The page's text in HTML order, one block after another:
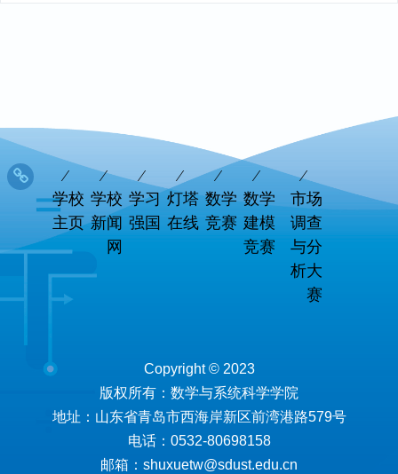
学校
主页
学校
新闻
网
学习
强国
灯塔
在线
数学
竞赛
数学
建模
竞赛
市场
调查
与分
析大
赛
Copyright © 2023
版权所有：数学与系统科学学院
地址：山东省青岛市西海岸新区前湾港路579号
电话：0532-80698158
邮箱：shuxuetw@sdust.edu.cn